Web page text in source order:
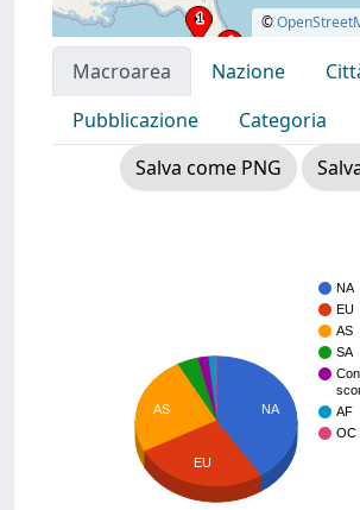
©
Macroarea Nazione
Pubblicazione
Categoria
Salva come PNG
NA
EU
AS
SA
AF
OC
NA
AS
EU